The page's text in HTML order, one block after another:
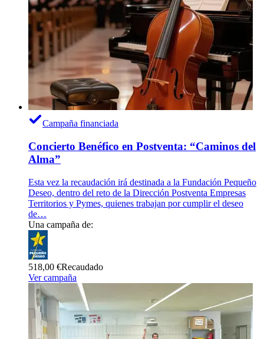
Campaña financiada
Concierto Benéfico en Postventa: “Caminos del
Alma”
Esta vez la recaudación irá destinada a la Fundación Pequeño
Deseo, dentro del reto de la Dirección Postventa Empresas
Territorios y Pymes, quienes trabajan por cumplir el deseo
de…
Una campaña de:
518,00 €Recaudado
Ver campaña